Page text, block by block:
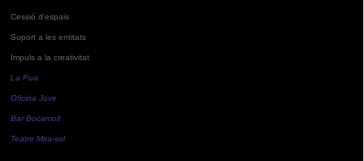
Cessió d'espais
Suport a les entitats
Impuls a la creativitat
La Pua
Oficina Jove
Bar Bocamoll
Teatre Mira-sol